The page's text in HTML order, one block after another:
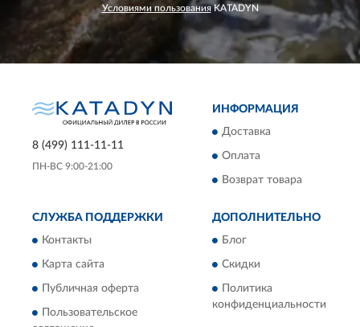
Условиями пользованияKATADYN
8 (499) 111-11-11
ПН-ВС 9:00-21:00
ИНФОРМАЦИЯ
Доставка
Оплата
Возврат товара
СЛУЖБА ПОДДЕРЖКИ
Контакты
Карта сайта
Публичная оферта
Пользовательское
ДОПОЛНИТЕЛЬНО
Блог
Скидки
Политика
конфиденциальности